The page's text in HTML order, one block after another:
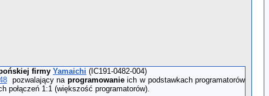
firmy Yamaichi (IC191-0482-004)
pozwalający na programowanieich w podstawkach programatorów
połączeń 1:1 (większość programatorów).